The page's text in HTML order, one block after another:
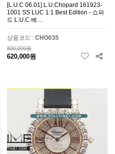
[L.U.C 06.01] L.U.Chopard 161923-
1001 SS LUC 1:1 Best Edition - 쇼파
드 L.U.C 베…
상품코드 : CHO035
800,000원
620,000원